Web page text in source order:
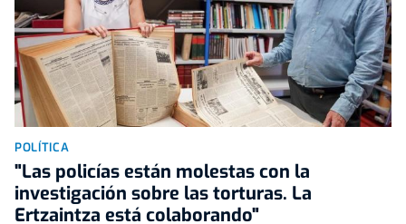
POLÍTICA
"Las policías están molestas con la
investigación sobre las torturas. La
Ertzaintza está colaborando"